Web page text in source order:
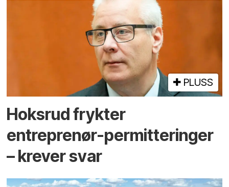
PLUSS
Hoksrud frykter
entreprenør-permitteringer
– krever svar